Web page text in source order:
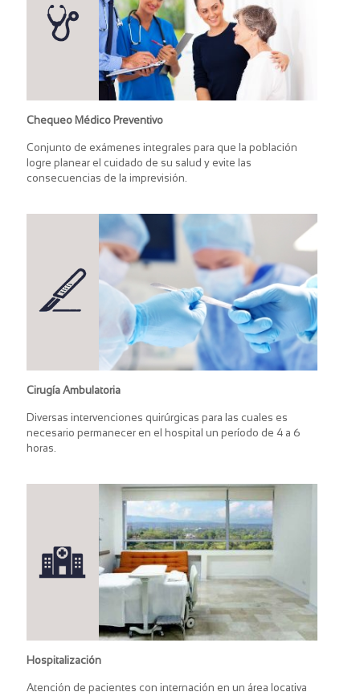
Chequeo Médico Preventivo
Conjunto de exámenes integrales para que la población
logre planear el cuidado de su salud y evite las
consecuencias de la imprevisión.
Cirugía Ambulatoria
Diversas intervenciones quirúrgicas para las cuales es
necesario permanecer en el hospital un período de 4 a 6
horas.
Hospitalización
Atención de pacientes con internación en un área locativa